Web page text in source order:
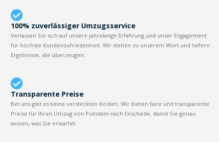
100% zuverlässiger Umzugsservice
Verlassen Sie sich auf unsere jahrelange Erfahrung und unser Engagement
für höchste Kundenzufriedenheit. Wir stehen zu unserem Wort und liefern
Ergebnisse, die überzeugen.
Transparente Preise
Bei uns gibt es keine versteckten Kosten. Wir bieten faire und transparente
Preise für Ihren Umzug von Potsdam nach Enschede, damit Sie genau
wissen, was Sie erwartet.